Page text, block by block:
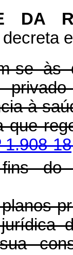
DA
se às
à
1.908-
do